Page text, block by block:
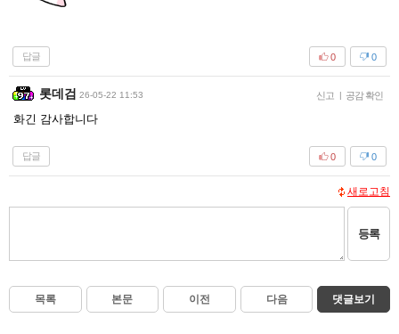
답글 0
0
롯데검 26-05-22 11:53 신고 | 공감 확인
화긴 감사합니다
답글 0
0
새로고침
등록
목록 본문 이전 다음 댓글보기